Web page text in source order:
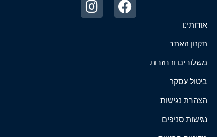
אודותינו
תקנון האתר
משלוחים והחזרות
ביטול עסקה
הצהרת נגישות
נגישות סניפים